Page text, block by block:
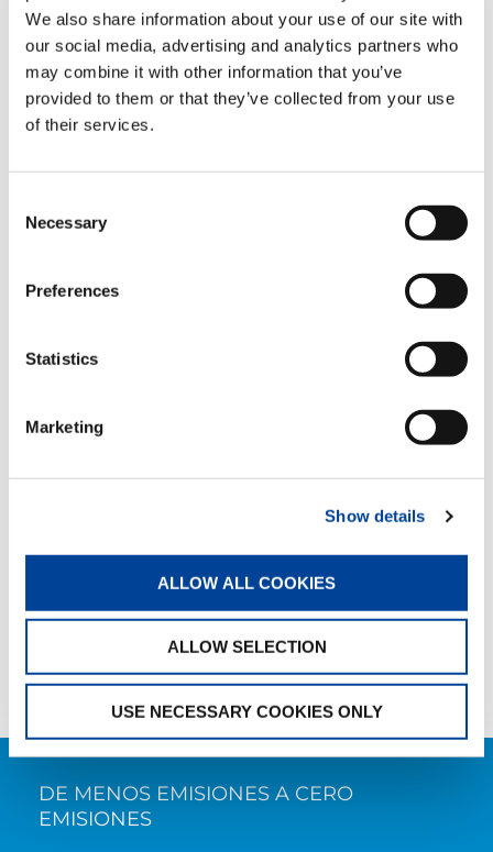
We also share information about your use of our site with
our social media, advertising and analytics partners who
may combine it with other information that you’ve
provided to them or that they’ve collected from your use
of their services.
Selection
Necessary
Preferences
Statistics
Marketing
Show details
ALLOW ALL COOKIES
ALLOW SELECTION
USE NECESSARY COOKIES ONLY
-25%
-35%
de emisiones de CO2 como resultado de las
DE MENOS EMISIONES A CERO
EMISIONES